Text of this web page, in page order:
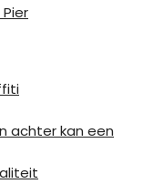
achter kan een